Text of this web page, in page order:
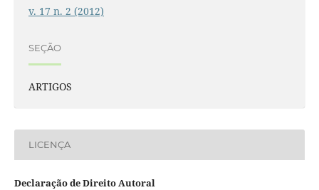
v. 17 n. 2 (2012)
SEÇÃO
ARTIGOS
LICENÇA
Declaração de Direito Autoral